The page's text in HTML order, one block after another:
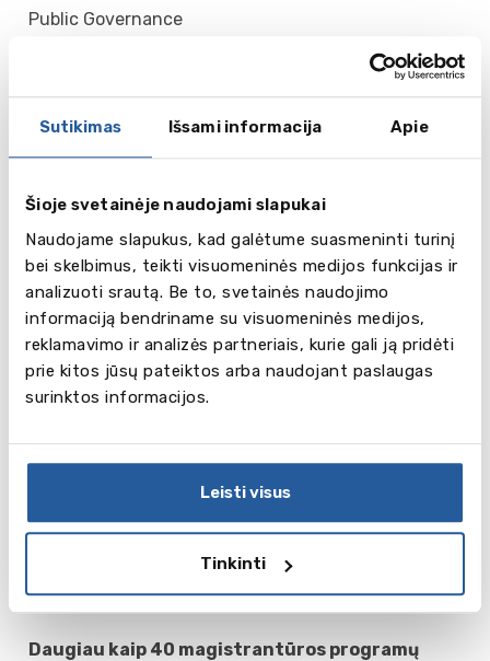
Sutikimas Išsami informacija Apie
Šioje svetainėje naudojami slapukai
Naudojame slapukus, kad galėtume suasmeninti turinį
bei skelbimus, teikti visuomeninės medijos funkcijas ir
analizuoti srautą. Be to, svetainės naudojimo
informaciją bendriname su visuomeninės medijos,
reklamavimo ir analizės partneriais, kurie gali ją pridėti
prie kitos jūsų pateiktos arba naudojant paslaugas
surinktos informacijos.
Leisti visus
Tinkinti
Public Governance
Psychology
Global Management of Social Issues
International Sociology
Human Resource Studies: People Management
Theology
University College Tilburg: Liberal Arts and Sciences
(with majors: Business & Management, Law in
Europe, Social Sciences, European History and
Culture, or Cognitive Neuroscience)
Stojamieji reikalavimai:
pusmečiopažymių išrašas (jei dokumentų pateikimo
metu nėra Brandos atestato), Brandos Atestatas,
IELTS 6.0 (Data Science – 6.5), motyvacinis laiškas,
CV.
Dokumentų pateikimo data: iki gegužės 1 d.,
Studijų kaina per metus (2027/2028) - 2,771
Daugiau kaip 40 magistrantūros programų